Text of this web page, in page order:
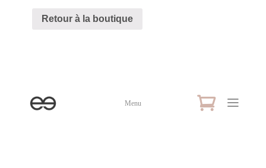
Retour à la boutique
Menu